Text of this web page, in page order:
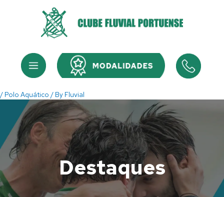
Menu Menu
/ Polo Aquático / By Fluvial
Destaques